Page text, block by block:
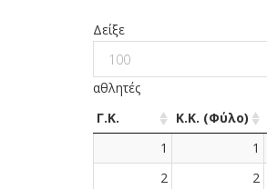
Δείξε
αθλητές
Γ.Κ. Κ.Κ. (Φύλο)
1
1
2
2